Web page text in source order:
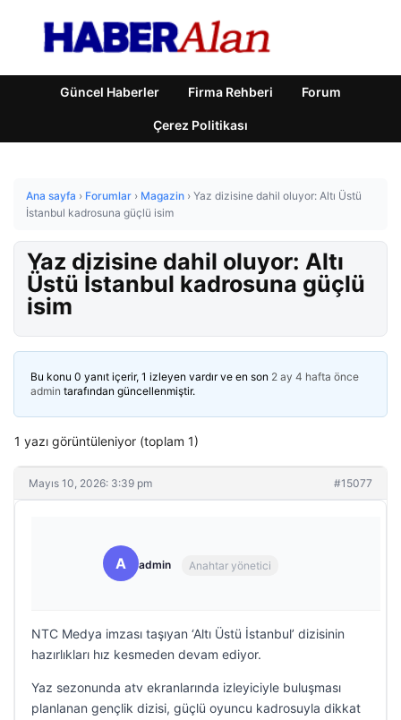
Güncel Haberler Firma Rehberi Forum
Çerez Politikası
Ana sayfa › Forumlar › Magazin › Yaz dizisine dahil oluyor: Altı Üstü
İstanbul kadrosuna güçlü isim
Yaz dizisine dahil oluyor: Altı
Üstü İstanbul kadrosuna güçlü
isim
Bu konu 0 yanıt içerir, 1 izleyen vardır ve en son 2 ay 4 hafta önce
admin tarafından güncellenmiştir.
1 yazı görüntüleniyor (toplam 1)
Mayıs 10, 2026: 3:39 pm #15077
A admin Anahtar yönetici
NTC Medya imzası taşıyan ‘Altı Üstü İstanbul’ dizisinin
hazırlıkları hız kesmeden devam ediyor.
Yaz sezonunda atv ekranlarında izleyiciyle buluşması
planlanan gençlik dizisi, güçlü oyuncu kadrosuyla dikkat